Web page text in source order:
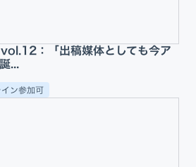
：「出稿媒体としても今ア
...
ン参加可